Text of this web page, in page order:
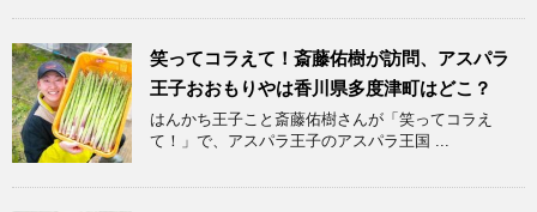
笑ってコラえて！斎藤佑樹が訪問、アスパラ
王子おおもりやは香川県多度津町はどこ？
はんかち王子こと斎藤佑樹さんが「笑ってコラえ
て！」で、アスパラ王子のアスパラ王国 ...